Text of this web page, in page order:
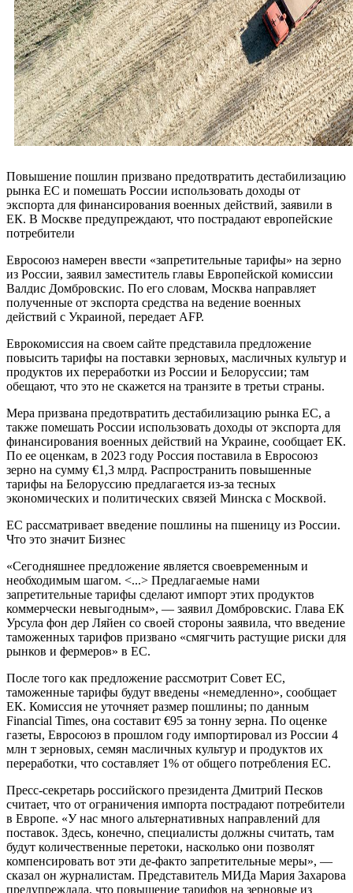
Повышение пошлин призвано предотвратить дестабилизацию
рынка ЕС и помешать России использовать доходы от
экспорта для финансирования военных действий, заявили в
ЕК. В Москве предупреждают, что пострадают европейские
потребители
Евросоюз намерен ввести «запретительные тарифы» на зерно
из России, заявил заместитель главы Европейской комиссии
Валдис Домбровскис. По его словам, Москва направляет
полученные от экспорта средства на ведение военных
действий с Украиной, передает AFP.
Еврокомиссия на своем сайте представила предложение
повысить тарифы на поставки зерновых, масличных культур и
продуктов их переработки из России и Белоруссии; там
обещают, что это не скажется на транзите в третьи страны.
Мера призвана предотвратить дестабилизацию рынка ЕС, а
также помешать России использовать доходы от экспорта для
финансирования военных действий на Украине, сообщает ЕК.
По ее оценкам, в 2023 году Россия поставила в Евросоюз
зерно на сумму €1,3 млрд. Распространить повышенные
тарифы на Белоруссию предлагается из-за тесных
экономических и политических связей Минска с Москвой.
ЕС рассматривает введение пошлины на пшеницу из России.
Что это значит Бизнес
«Сегодняшнее предложение является своевременным и
необходимым шагом. <...> Предлагаемые нами
запретительные тарифы сделают импорт этих продуктов
коммерчески невыгодным», — заявил Домбровскис. Глава ЕК
Урсула фон дер Ляйен со своей стороны заявила, что введение
таможенных тарифов призвано «смягчить растущие риски для
рынков и фермеров» в ЕС.
После того как предложение рассмотрит Совет ЕС,
таможенные тарифы будут введены «немедленно», сообщает
ЕК. Комиссия не уточняет размер пошлины; по данным
Financial Times, она составит €95 за тонну зерна. По оценке
газеты, Евросоюз в прошлом году импортировал из России 4
млн т зерновых, семян масличных культур и продуктов их
переработки, что составляет 1% от общего потребления ЕС.
Пресс-секретарь российского президента Дмитрий Песков
считает, что от ограничения импорта пострадают потребители
в Европе. «У нас много альтернативных направлений для
поставок. Здесь, конечно, специалисты должны считать, там
будут количественные перетоки, насколько они позволят
компенсировать вот эти де-факто запретительные меры», —
сказал он журналистам. Представитель МИДа Мария Захарова
предупреждала, что повышение тарифов на зерновые из